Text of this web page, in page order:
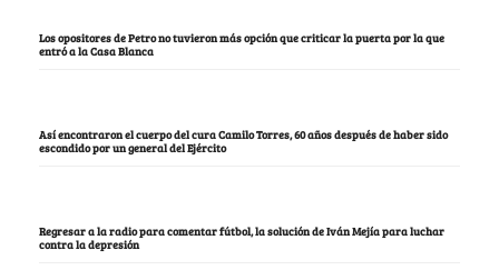
Los opositores de Petro no tuvieron más opción que criticar la puerta por la que
entró a la Casa Blanca
Así encontraron el cuerpo del cura Camilo Torres, 60 años después de haber sido
escondido por un general del Ejército
Regresar a la radio para comentar fútbol, la solución de Iván Mejía para luchar
contra la depresión